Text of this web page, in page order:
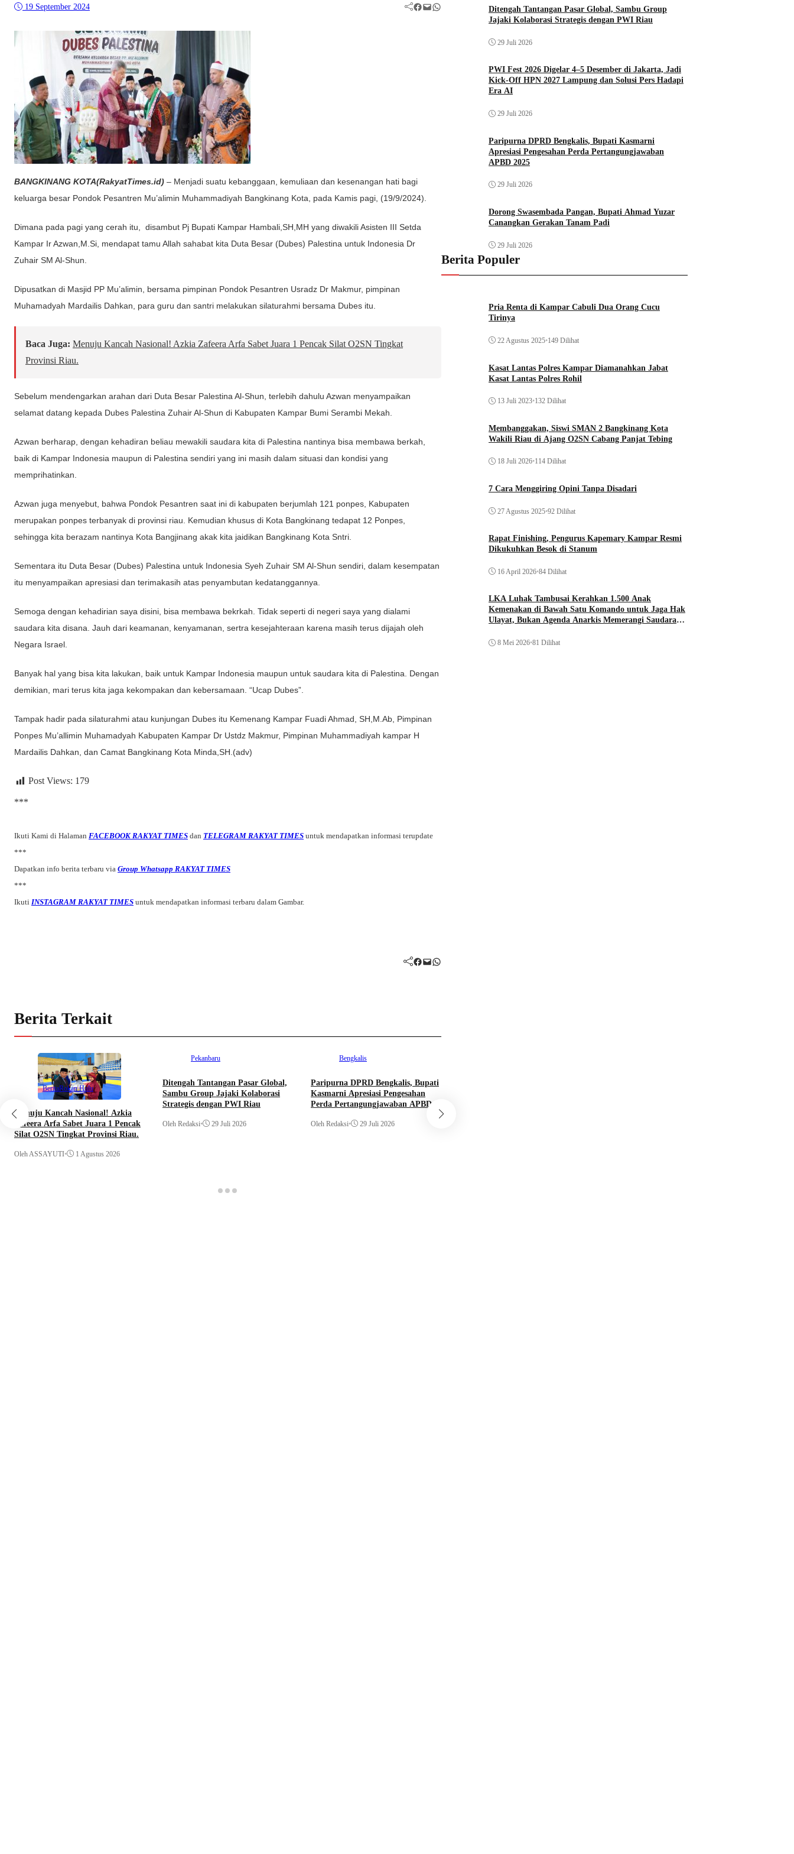
19 September 2024 Facebook Mail WhatsApp
BANGKINANG KOTA(RakyatTimes.id) – Menjadi suatu kebanggaan, kemuliaan dan kesenangan hati bagi
keluarga besar Pondok Pesantren Mu’alimin Muhammadiyah Bangkinang Kota, pada Kamis pagi, (19/9/2024).
Dimana pada pagi yang cerah itu, disambut Pj Bupati Kampar Hambali,SH,MH yang diwakili Asisten III Setda
Kampar Ir Azwan,M.Si, mendapat tamu Allah sahabat kita Duta Besar (Dubes) Palestina untuk Indonesia Dr
Zuhair SM Al-Shun.
Dipusatkan di Masjid PP Mu’alimin, bersama pimpinan Pondok Pesantren Usradz Dr Makmur, pimpinan
Muhamadyah Mardailis Dahkan, para guru dan santri melakukan silaturahmi bersama Dubes itu.
Baca Juga: Menuju Kancah Nasional! Azkia Zafeera Arfa Sabet Juara 1 Pencak Silat O2SN Tingkat
Provinsi Riau.
Sebelum mendengarkan arahan dari Duta Besar Palestina Al-Shun, terlebih dahulu Azwan menyampaikan
selamat datang kepada Dubes Palestina Zuhair Al-Shun di Kabupaten Kampar Bumi Serambi Mekah.
Azwan berharap, dengan kehadiran beliau mewakili saudara kita di Palestina nantinya bisa membawa berkah,
baik di Kampar Indonesia maupun di Palestina sendiri yang ini masih dalam situasi dan kondisi yang
memprihatinkan.
Azwan juga menyebut, bahwa Pondok Pesantren saat ini di kabupaten berjumlah 121 ponpes, Kabupaten
merupakan ponpes terbanyak di provinsi riau. Kemudian khusus di Kota Bangkinang tedapat 12 Ponpes,
sehingga kita berazam nantinya Kota Bangjinang akak kita jaidikan Bangkinang Kota Sntri.
Sementara itu Duta Besar (Dubes) Palestina untuk Indonesia Syeh Zuhair SM Al-Shun sendiri, dalam kesempatan
itu menyampaikan apresiasi dan terimakasih atas penyambutan kedatanggannya.
Semoga dengan kehadirian saya disini, bisa membawa bekrkah. Tidak seperti di negeri saya yang dialami
saudara kita disana. Jauh dari keamanan, kenyamanan, sertra kesejahteraan karena masih terus dijajah oleh
Negara Israel.
Banyak hal yang bisa kita lakukan, baik untuk Kampar Indonesia maupun untuk saudara kita di Palestina. Dengan
demikian, mari terus kita jaga kekompakan dan kebersamaan. “Ucap Dubes”.
Tampak hadir pada silaturahmi atau kunjungan Dubes itu Kemenang Kampar Fuadi Ahmad, SH,M.Ab, Pimpinan
Ponpes Mu’allimin Muhamadyah Kabupaten Kampar Dr Ustdz Makmur, Pimpinan Muhammadiyah kampar H
Mardailis Dahkan, dan Camat Bangkinang Kota Minda,SH.(adv)
Post Views: 179
***
Ikuti Kami di Halaman FACEBOOK RAKYAT TIMES dan TELEGRAM RAKYAT TIMES untuk mendapatkan informasi terupdate
***
Dapatkan info berita terbaru via Group Whatsapp RAKYAT TIMES
***
Ikuti INSTAGRAM RAKYAT TIMES untuk mendapatkan informasi terbaru dalam Gambar.
Facebook Mail WhatsApp
Berita Terkait
BeritaRokan Hulu
Menuju Kancah Nasional! Azkia
Zafeera Arfa Sabet Juara 1 Pencak
Silat O2SN Tingkat Provinsi Riau.
Oleh ASSAYUTI• 1 Agustus 2026
Pekanbaru
Ditengah Tantangan Pasar Global,
Sambu Group Jajaki Kolaborasi
Strategis dengan PWI Riau
Oleh Redaksi• 29 Juli 2026
Bengkalis
Paripurna DPRD Bengkalis, Bupati
Kasmarni Apresiasi Pengesahan
Perda Pertangungjawaban APBD
Oleh Redaksi• 29 Juli 2026
Ditengah Tantangan Pasar Global, Sambu Group
Jajaki Kolaborasi Strategis dengan PWI Riau
29 Juli 2026
PWI Fest 2026 Digelar 4–5 Desember di Jakarta, Jadi
Kick-Off HPN 2027 Lampung dan Solusi Pers Hadapi
Era AI
29 Juli 2026
Paripurna DPRD Bengkalis, Bupati Kasmarni
Apresiasi Pengesahan Perda Pertangungjawaban
APBD 2025
29 Juli 2026
Dorong Swasembada Pangan, Bupati Ahmad Yuzar
Canangkan Gerakan Tanam Padi
29 Juli 2026
Berita Populer
Pria Renta di Kampar Cabuli Dua Orang Cucu
Tirinya
22 Agustus 2025•149 Dilihat
Kasat Lantas Polres Kampar Diamanahkan Jabat
Kasat Lantas Polres Rohil
13 Juli 2023•132 Dilihat
Membanggakan, Siswi SMAN 2 Bangkinang Kota
Wakili Riau di Ajang O2SN Cabang Panjat Tebing
18 Juli 2026•114 Dilihat
7 Cara Menggiring Opini Tanpa Disadari
27 Agustus 2025•92 Dilihat
Rapat Finishing, Pengurus Kapemary Kampar Resmi
Dikukuhkan Besok di Stanum
16 April 2026•84 Dilihat
LKA Luhak Tambusai Kerahkan 1.500 Anak
Kemenakan di Bawah Satu Komando untuk Jaga Hak
Ulayat, Bukan Agenda Anarkis Memerangi Saudara
8 Mei 2026•81 Dilihat